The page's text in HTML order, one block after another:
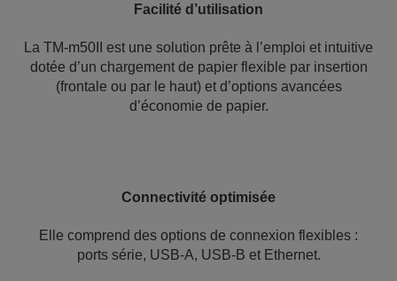
Facilité d’utilisation
La TM-m50II est une solution prête à l’emploi et intuitive
dotée d’un chargement de papier flexible par insertion
(frontale ou par le haut) et d’options avancées
d’économie de papier.
Connectivité optimisée
Elle comprend des options de connexion flexibles :
ports série, USB-A, USB-B et Ethernet.